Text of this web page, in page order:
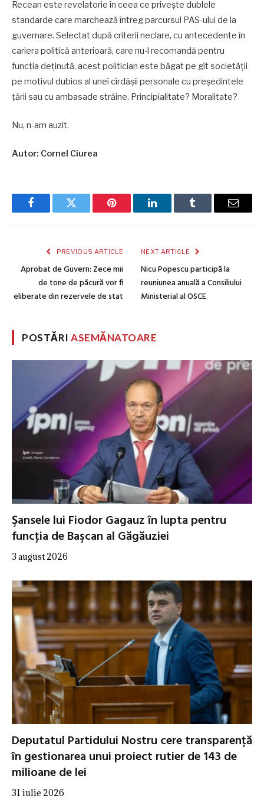
Recean este revelatorie în ceea ce privește dublele
standarde care marchează întreg parcursul PAS-ului de la
guvernare. Selectat după criterii neclare, cu antecedente în
cariera politică anterioară, care nu-l recomandă pentru
funcția deținută, acest politician este băgat pe gît societății
pe motivul dubios al uneî cîrdășii personale cu președintele
țării sau cu ambasade străine. Principialitate? Moralitate?
Nu, n-am auzit.
Autor: Cornel Ciurea
FacebookTwitter Pinterest LinkedInTumblr Email
PREVIOUS ARTICLE
Aprobat de Guvern: Zece mii
de tone de păcură vor fi
eliberate din rezervele de stat
NEXT ARTICLE
Nicu Popescu participă la
reuniunea anuală a Consiliului
Ministerial al OSCE
POSTĂRIASEMĂNATOARE
Şansele lui Fiodor Gagauz în lupta pentru
funcţia de Başcan al Găgăuziei
3 august 2026
Deputatul Partidului Nostru cere transparență
în gestionarea unui proiect rutier de 143 de
milioane de lei
31 iulie 2026